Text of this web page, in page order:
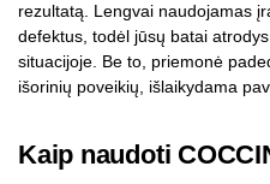
rezultatą. Lengvai naudojamas
defektus, todėl jūsų batai
situacijoje. Be to, priemonė
išorinių poveikių, išlaikydama
Kaip naudoti